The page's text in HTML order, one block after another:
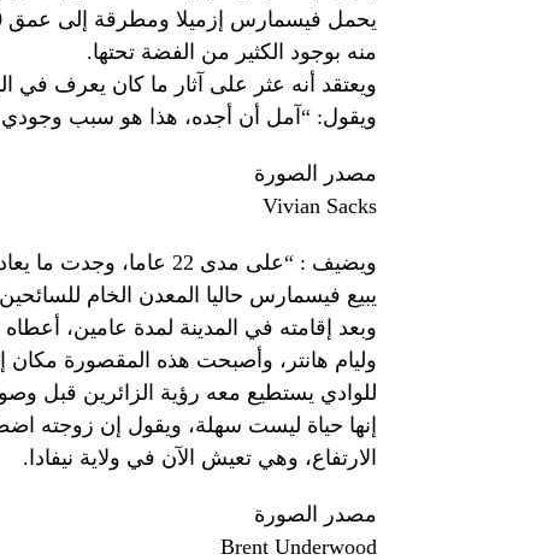
منه بوجود الكثير من الفضة تحتها.
ويعتقد أنه عثر على آثار ما كان يعرف في
ويقول: “آمل أن أجده، هذا هو سبب وجودي
مصدر الصورة
Vivian Sacks
ويضيف : “على مدى 22 عاما، وجدت ما يعادل عربة يد محملة بالفضة”.
يبيع فيسمارس حاليا المعدن الخام للسائحين بقيمة تتراوح بين 5
وبعد إقامته في المدينة لمدة عامين،
للوادي يستطيع معه رؤية الزائرين قبل
إنها حياة ليست سهلة، ويقول إن زوجته
الارتفاع، وهي تعيش الآن في ولاية نيفادا.
مصدر الصورة
Brent Underwood